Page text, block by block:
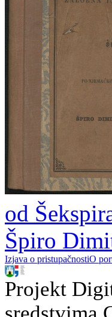
od
Špiro
Izjava o pristupačnostiO
Projekt